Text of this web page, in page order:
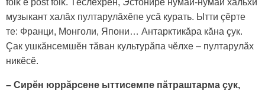
folk e post folk. Тӗслӗхрен, Эстонире нумай-нумай хальхи
музыкант халăх пултарулăхӗпе усă курать. Ытти çӗрте
те: Франци, Монголи, Япони… Антарктикăра кăна çук.
Çак ушкăнсемшӗн тăван культурăпа чӗлхе – пултарулăх
никӗсӗ.
– Сирӗн юррăрсене ыттисемпе пăтраштарма çук,